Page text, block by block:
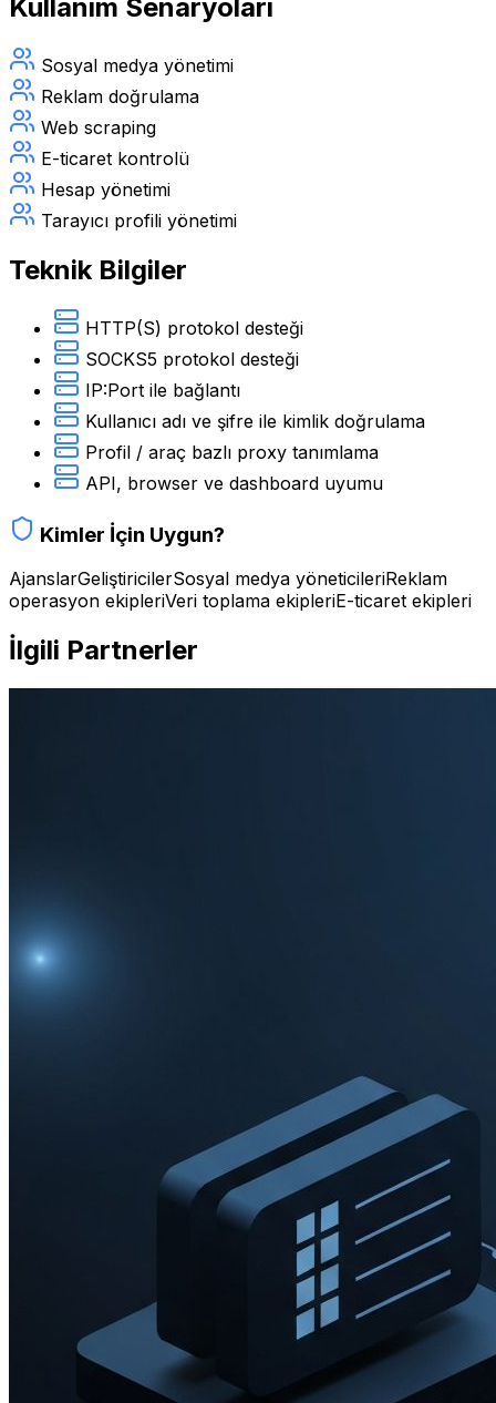
Kullanım Senaryoları
Sosyal medya yönetimi
Reklam doğrulama
Web scraping
E-ticaret kontrolü
Hesap yönetimi
Tarayıcı profili yönetimi
Teknik Bilgiler
HTTP(S) protokol desteği
SOCKS5 protokol desteği
IP:Port ile bağlantı
Kullanıcı adı ve şifre ile kimlik doğrulama
Profil / araç bazlı proxy tanımlama
API, browser ve dashboard uyumu
Kimler İçin Uygun?
AjanslarGeliştiricilerSosyal medya yöneticileriReklam
operasyon ekipleriVeri toplama ekipleriE-ticaret ekipleri
İlgili Partnerler